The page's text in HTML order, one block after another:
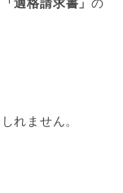
「適格請求書」の
れません。